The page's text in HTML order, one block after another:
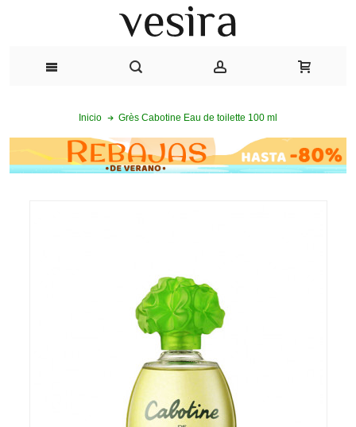
Inicio Grès Cabotine Eau de toilette 100 ml